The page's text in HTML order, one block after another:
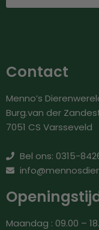
Contact
Menno’s
Burg.van der
7051 CS Varsseveld
Bel ons: 0315-
Maandag : 09.00 –